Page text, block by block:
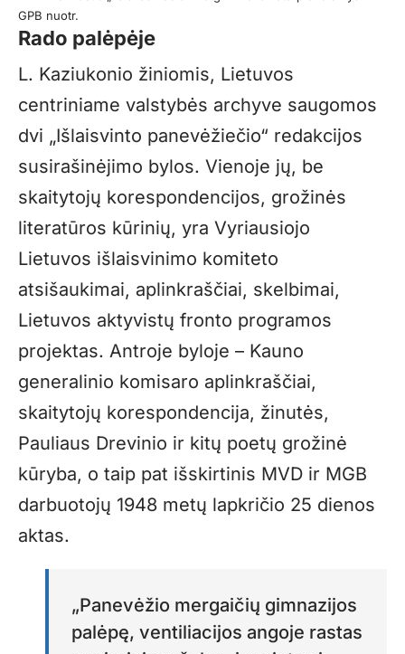
GPB nuotr.
Rado palėpėje
L. Kaziukonio žiniomis, Lietuvos
centriniame valstybės archyve saugomos
dvi „Išlaisvinto panevėžiečio“ redakcijos
susirašinėjimo bylos. Vienoje jų, be
skaitytojų korespondencijos, grožinės
literatūros kūrinių, yra Vyriausiojo
Lietuvos išlaisvinimo komiteto
atsišaukimai, aplinkraščiai, skelbimai,
Lietuvos aktyvistų fronto programos
projektas. Antroje byloje – Kauno
generalinio komisaro aplinkraščiai,
skaitytojų korespondencija, žinutės,
Pauliaus Drevinio ir kitų poetų grožinė
kūryba, o taip pat išskirtinis MVD ir MGB
darbuotojų 1948 metų lapkričio 25 dienos
aktas.
„Panevėžio mergaičių gimnazijos
palėpę, ventiliacijos angoje rastas